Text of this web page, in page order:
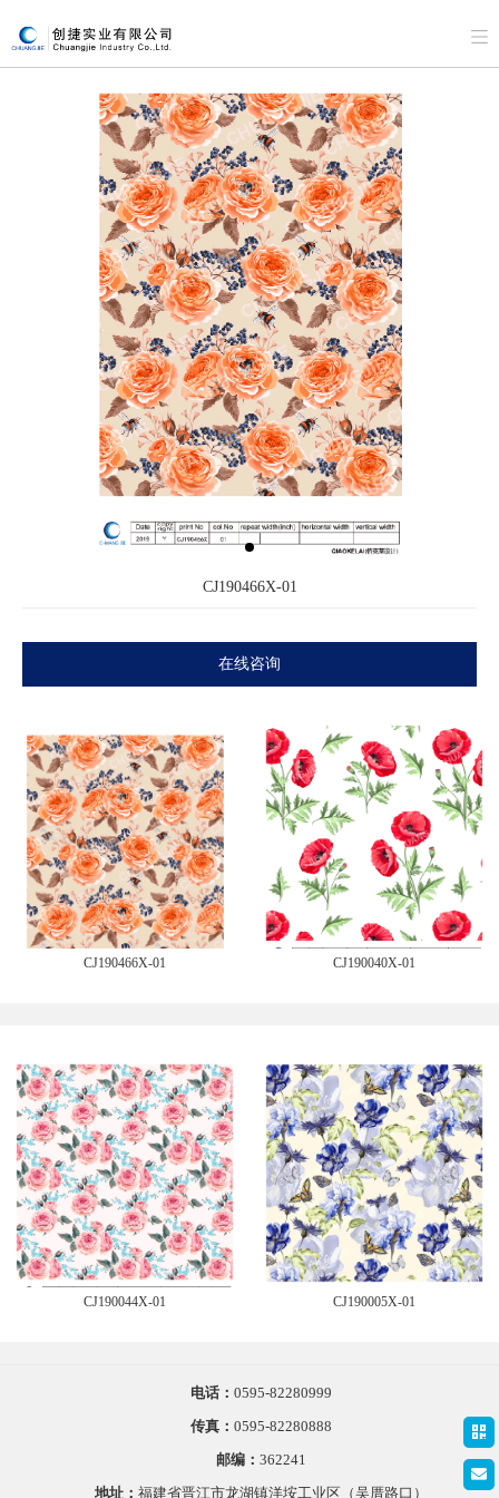
CJ190466X-01
在线咨询
CJ190466X-01 CJ190040X-01
CJ190044X-01 CJ190005X-01
电话： 0595-82280999
传真： 0595-82280888
邮编： 362241
地址： 福建省晋江市龙湖镇洋垵工业区（吴厝路口）